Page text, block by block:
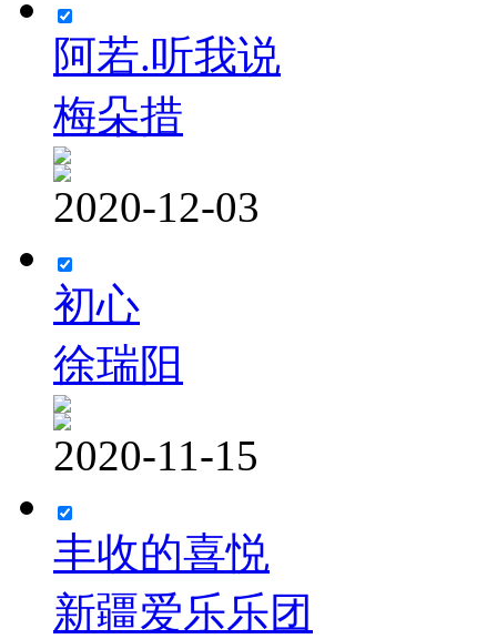
阿若.听我说
梅朵措
2020-12-03
初心
徐瑞阳
2020-11-15
丰收的喜悦
新疆爱乐乐团